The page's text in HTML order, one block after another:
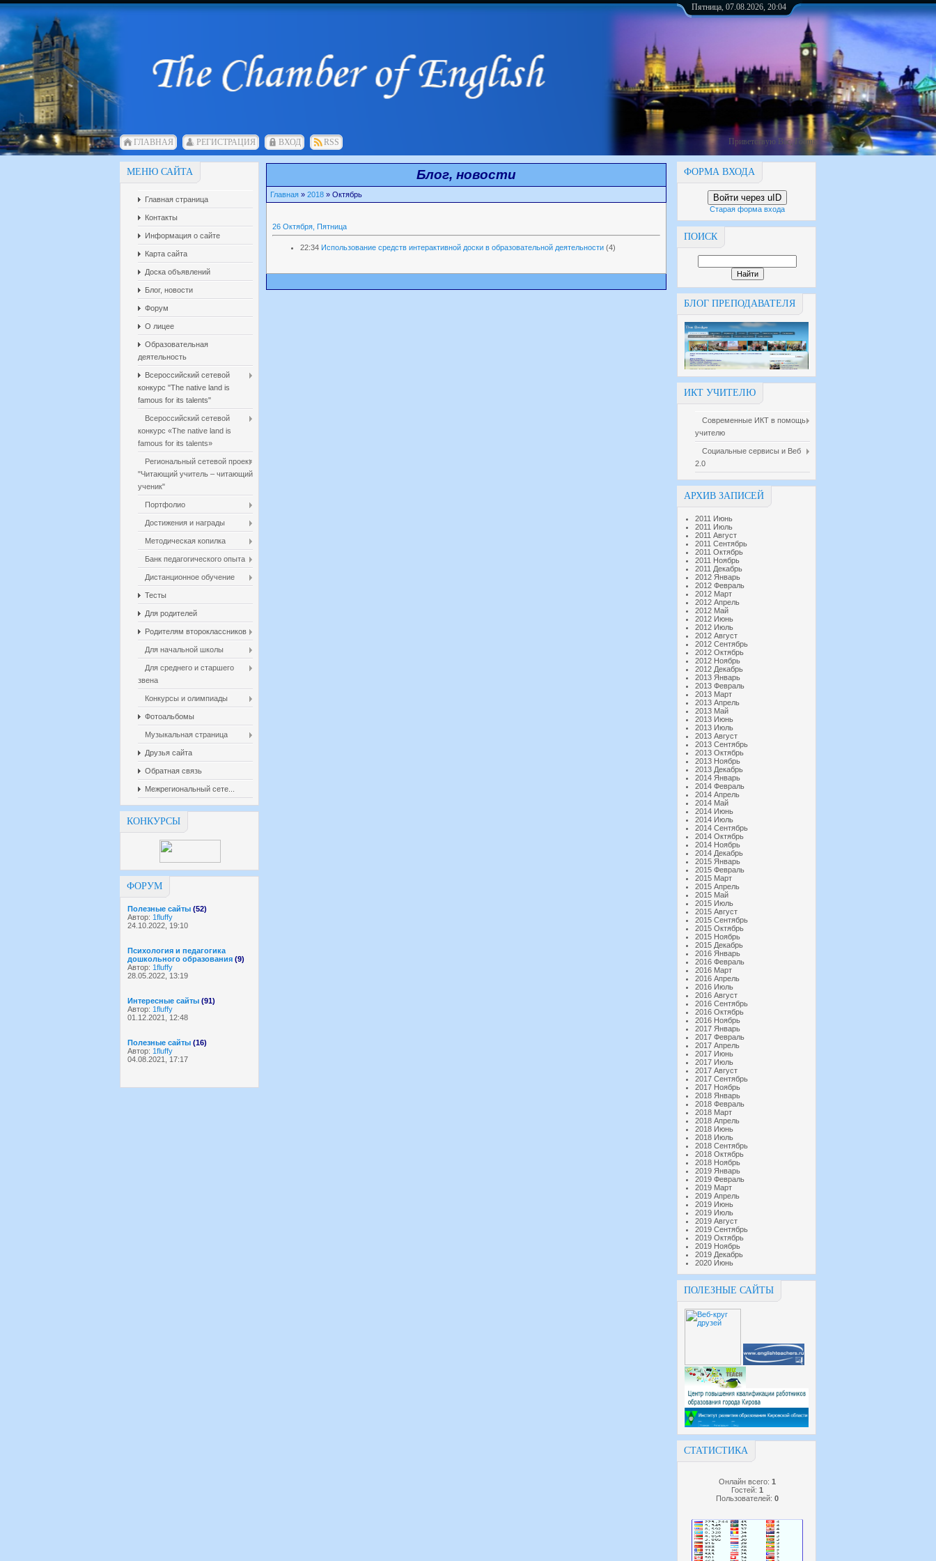
Пятница, 07.08.2026, 20:04
ГЛАВНАЯ РЕГИСТРАЦИЯ ВХОД RSS Приветствую Вас, Гость
МЕНЮ САЙТА
Главная страница
Контакты
Информация о сайте
Карта сайта
Доска объявлений
Блог, новости
Форум
О лицее
Образовательная
деятельность
Всероссийский сетевой
конкурс "The native land is
famous for its talents"
Всероссийский сетевой
конкурс «The native land is
famous for its talents»
Региональный сетевой проект
"Читающий учитель – читающий
ученик"
Портфолио
Достижения и награды
Методическая копилка
Банк педагогического опыта
Дистанционное обучение
Тесты
Для родителей
Родителям второклассников
Для начальной школы
Для среднего и старшего
звена
Конкурсы и олимпиады
Фотоальбомы
Музыкальная страница
Друзья сайта
Обратная связь
Межрегиональный сете...
КОНКУРСЫ
ФОРУМ
Полезные сайты (52)
Автор: 1fluffy
24.10.2022, 19:10
Психология и педагогика
дошкольного образования (9)
Автор: 1fluffy
28.05.2022, 13:19
Интересные сайты (91)
Автор: 1fluffy
01.12.2021, 12:48
Полезные сайты (16)
Автор: 1fluffy
04.08.2021, 17:17
ФОРМА ВХОДА
Войти через uID
Старая форма входа
ПОИСК
БЛОГ ПРЕПОДАВАТЕЛЯ
ИКТ УЧИТЕЛЮ
Современные ИКТ в помощь
учителю
Социальные сервисы и Веб
2.0
АРХИВ ЗАПИСЕЙ
2011 Июнь
2011 Июль
2011 Август
2011 Сентябрь
2011 Октябрь
2011 Ноябрь
2011 Декабрь
2012 Январь
2012 Февраль
2012 Март
2012 Апрель
2012 Май
2012 Июнь
2012 Июль
2012 Август
2012 Сентябрь
2012 Октябрь
2012 Ноябрь
2012 Декабрь
2013 Январь
2013 Февраль
2013 Март
2013 Апрель
2013 Май
2013 Июнь
2013 Июль
2013 Август
2013 Сентябрь
2013 Октябрь
2013 Ноябрь
2013 Декабрь
2014 Январь
2014 Февраль
2014 Апрель
2014 Май
2014 Июнь
2014 Июль
2014 Сентябрь
2014 Октябрь
2014 Ноябрь
2014 Декабрь
2015 Январь
2015 Февраль
2015 Март
2015 Апрель
2015 Май
2015 Июль
2015 Август
2015 Сентябрь
2015 Октябрь
2015 Ноябрь
2015 Декабрь
2016 Январь
2016 Февраль
2016 Март
2016 Апрель
2016 Июль
2016 Август
2016 Сентябрь
2016 Октябрь
2016 Ноябрь
2017 Январь
2017 Февраль
2017 Апрель
2017 Июнь
2017 Июль
2017 Август
2017 Сентябрь
2017 Ноябрь
2018 Январь
2018 Февраль
2018 Март
2018 Апрель
2018 Июнь
2018 Июль
2018 Сентябрь
2018 Октябрь
2018 Ноябрь
2019 Январь
2019 Февраль
2019 Март
2019 Апрель
2019 Июнь
2019 Июль
2019 Август
2019 Сентябрь
2019 Октябрь
2019 Ноябрь
2019 Декабрь
2020 Июнь
ПОЛЕЗНЫЕ САЙТЫ
СТАТИСТИКА
Онлайн всего: 1
Гостей: 1
Пользователей: 0
Блог, новости
Главная » 2018 » Октябрь
26 Октября, Пятница
22:34 Использование средств интерактивной доски в образовательной деятельности (4)